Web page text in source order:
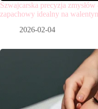
Szwajcarska precyzja
zapachowy idealny na
2026-02-04